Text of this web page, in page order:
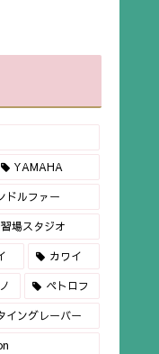
YAMAHA
ドルファー
場スタジオ
カワイ
ペトロフ
イングレーバー